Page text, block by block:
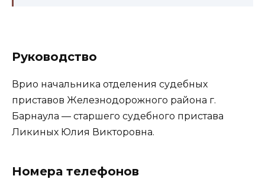
Руководство
Врио начальника отделения судебных
приставов Железнодорожного района г.
Барнаула — старшего судебного пристава
Ликиных Юлия Викторовна.
Номера телефонов